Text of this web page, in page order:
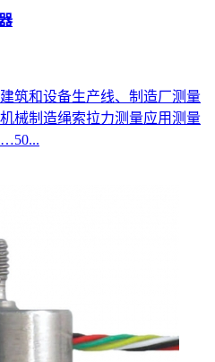
筑和设备生产线、制造厂测量
械制造绳索拉力测量应用测量